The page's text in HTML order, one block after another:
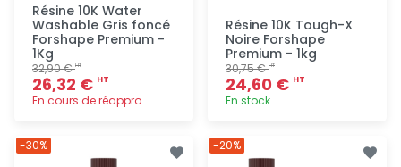
Résine 10K Water
Washable Gris foncé
Forshape Premium -
1Kg
32,90 €HT
26,32 € HT
En cours de réappro.
rapide
Résine 10K Tough-X
Noire Forshape
Premium - 1kg
30,75 €HT
24,60 € HT
En stock
-30% -20%